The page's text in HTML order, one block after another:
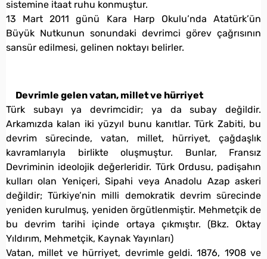
sistemine itaat ruhu konmuştur.
13 Mart 2011 günü Kara Harp Okulu’nda Atatürk’ün
Büyük Nutkunun sonundaki devrimci görev çağrısının
sansür edilmesi, gelinen noktayı belirler.
Devrimle gelen vatan, millet ve hürriyet
Türk subayı ya devrimcidir; ya da subay değildir.
Arkamızda kalan iki yüzyıl bunu kanıtlar. Türk Zabiti, bu
devrim sürecinde, vatan, millet, hürriyet, çağdaşlık
kavramlarıyla birlikte oluşmuştur. Bunlar, Fransız
Devriminin ideolojik değerleridir. Türk Ordusu, padişahın
kulları olan Yeniçeri, Sipahi veya Anadolu Azap askeri
değildir; Türkiye’nin milli demokratik devrim sürecinde
yeniden kurulmuş, yeniden örgütlenmiştir. Mehmetçik de
bu devrim tarihi içinde ortaya çıkmıştır. (Bkz. Oktay
Yıldırım, Mehmetçik, Kaynak Yayınları)
Vatan, millet ve hürriyet, devrimle geldi. 1876, 1908 ve